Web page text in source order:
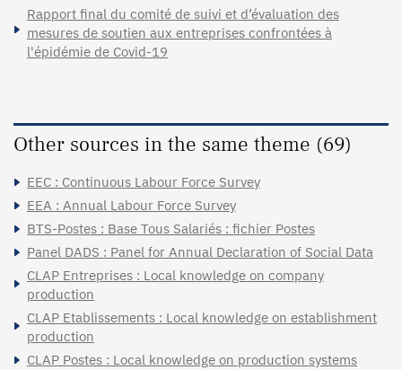
Rapport final du comité de suivi et d’évaluation des
mesures de soutien aux entreprises confrontées à
l'épidémie de Covid-19
Other sources in the same theme (69)
EEC : Continuous Labour Force Survey
EEA : Annual Labour Force Survey
BTS-Postes : Base Tous Salariés : fichier Postes
Panel DADS : Panel for Annual Declaration of Social Data
CLAP Entreprises : Local knowledge on company
production
CLAP Etablissements : Local knowledge on establishment
production
CLAP Postes : Local knowledge on production systems